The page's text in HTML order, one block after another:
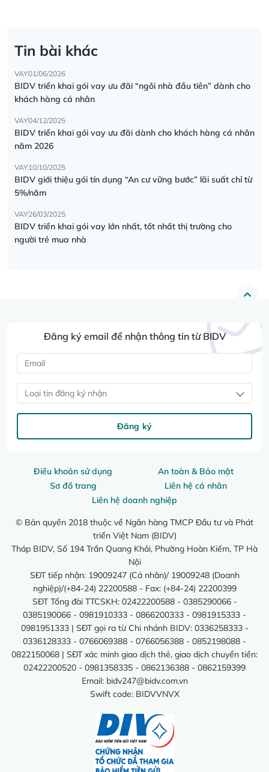
Tin bài khác
VAY01/06/2026
BIDV triển khai gói vay ưu đãi “ngôi nhà đầu tiên” dành cho
khách hàng cá nhân
VAY04/12/2025
BIDV triển khai gói vay ưu đãi dành cho khách hàng cá nhân
năm 2026
VAY10/10/2025
BIDV giới thiệu gói tín dụng “An cư vững bước” lãi suất chỉ từ
5%/năm
VAY26/03/2025
BIDV triển khai gói vay lớn nhất, tốt nhất thị trường cho
người trẻ mua nhà
Điều khoản sử dụng
An toàn & Bảo mật
Sơ đồ trang
Liên hệ cá nhân
Liên hệ doanh nghiệp
© Bản quyền 2018 thuộc về Ngân hàng TMCP Đầu tư và Phát
triển Việt Nam (BIDV)
Tháp BIDV, Số 194 Trần Quang Khải, Phường Hoàn Kiếm, TP Hà
Nội
SĐT tiếp nhận: 19009247 (Cá nhân)/ 19009248 (Doanh
nghiệp)/(+84-24) 22200588 - Fax: (+84-24) 22200399
SĐT Tổng đài TTCSKH: 02422200588 - 0385290066 -
0385190066 - 0981910333 - 0866200333 - 0981915333 -
0981951333 | SĐT gọi ra từ Chi nhánh BIDV: 0336258333 -
0336128333 - 0766069388 - 0766056388 - 0852198088 -
0822150068 | SĐT xác minh giao dịch thẻ, giao dịch chuyển tiền:
02422200520 - 0981358335 - 0862136388 - 0862159399
Email: bidv247@bidv.com.vn
Swift code: BIDVVNVX
Đăng ký email để nhận thông tin từ BIDV
Loại tin đăng ký nhận
Đăng ký